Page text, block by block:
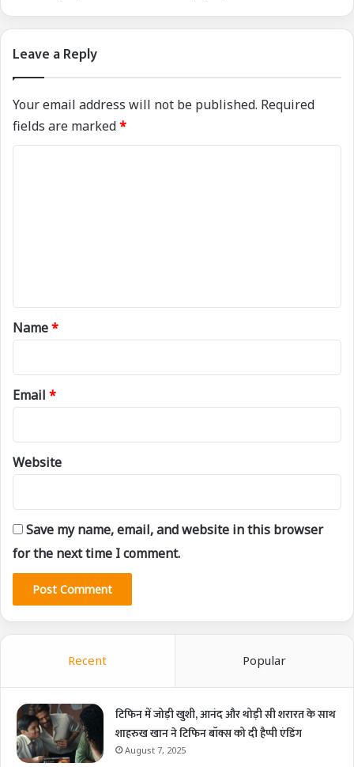
Leave a Reply
Your email address will not be published. Required
fields are marked*
*
Name*
Email *
Website
Save my name, email, and website in this browser
for the next time I comment.
Recent Popular
टिफिन में जोड़ी खुशी, आनंद और थोड़ी सी शरारत के साथ
शाहरुख खान ने टिफिन बॉक्स को दी हैप्पी एंडिंग
August 7, 2025